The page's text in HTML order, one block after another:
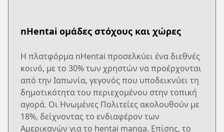
nHentai ομάδες στόχους και χώρες
Η πλατφόρμα nHentai προσελκύει ένα διεθνές
κοινό, με το 30% των χρηστών να προέρχονται
από την Ιαπωνία, γεγονός που υποδεικνύει τη
δημοτικότητα του περιεχομένου στην τοπική
αγορά. Οι Ηνωμένες Πολιτείες ακολουθούν με
18%, δείχνοντας το ενδιαφέρον των
Αμερικανών για το hentai manga. Επίσης, το